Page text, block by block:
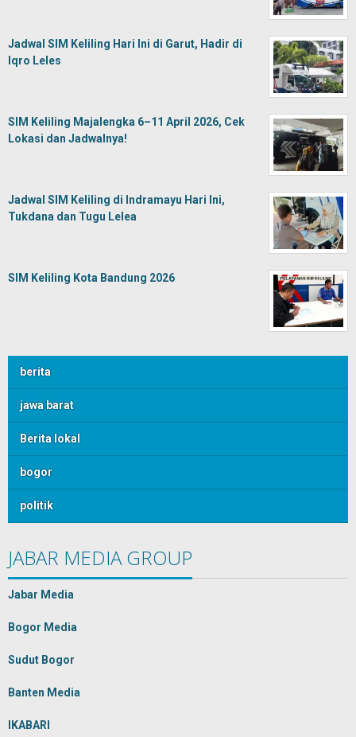
Jadwal SIM Keliling Hari Ini di Garut, Hadir di
Iqro Leles
SIM Keliling Majalengka 6–11 April 2026, Cek
Lokasi dan Jadwalnya!
Jadwal SIM Keliling di Indramayu Hari Ini,
Tukdana dan Tugu Lelea
SIM Keliling Kota Bandung 2026
berita
jawa barat
Berita lokal
bogor
politik
JABAR MEDIA GROUP
Jabar Media
Bogor Media
Sudut Bogor
Banten Media
IKABARI